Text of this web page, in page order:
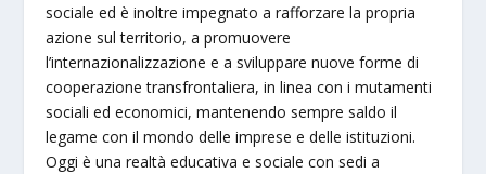
sociale ed è inoltre impegnato a rafforzare la propria
azione sul territorio, a promuovere
l’internazionalizzazione e a sviluppare nuove forme di
cooperazione transfrontaliera, in linea con i mutamenti
sociali ed economici, mantenendo sempre saldo il
legame con il mondo delle imprese e delle istituzioni.
Oggi è una realtà educativa e sociale con sedi a